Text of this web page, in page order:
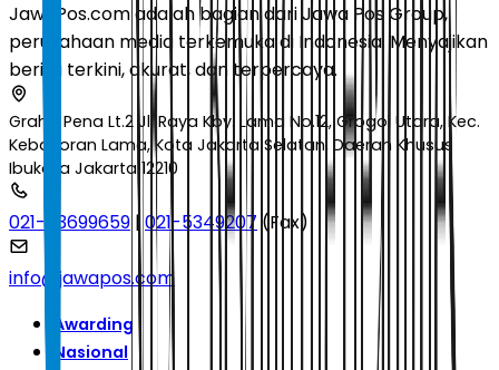
JawaPos.com adalah bagian dari Jawa Pos Group,
perusahaan media terkemuka di Indonesia. Menyajikan
berita terkini, akurat, dan terpercaya.
Graha Pena Lt.2 Jl. Raya Kby. Lama No.12, Grogol Utara, Kec.
Kebayoran Lama, Kota Jakarta Selatan, Daerah Khusus
Ibukota Jakarta 12210
021-53699659 |021-5349207 (Fax)
info@jawapos.com
Awarding
Nasional